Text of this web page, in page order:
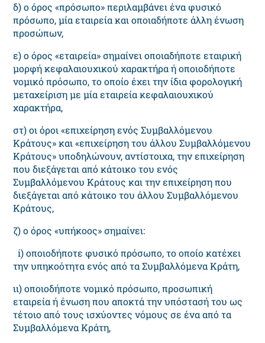
δ) ο όρος «πρόσωπο» περιλαμβάνει ένα φυσικό
πρόσωπο, μία εταιρεία και οποιαδήποτε άλλη ένωση
προσώπων,
ε) ο όρος «εταιρεία» σημαίνει οποιαδήποτε εταιρική
μορφή κεφαλαιουχικού χαρακτήρα ή οποιοδήποτε
νομικό πρόσωπο, το οποίο έχει την ίδια φορολογική
μεταχείριση με μία εταιρεία κεφαλαιουχικού
χαρακτήρα,
στ) οι όροι «επιχείρηση ενός Συμβαλλόμενου
Κράτους» και «επιχείρηση του άλλου Συμβαλλόμενου
Κράτους» υποδηλώνουν, αντίστοιχα, την επιχείρηση
που διεξάγεται από κάτοικο του ενός
Συμβαλλόμενου Κράτους και την επιχείρηση που
διεξάγεται από κάτοικο του άλλου Συμβαλλόμενου
Κράτους,
ζ) ο όρος «υπήκοος» σημαίνει:
i) οποιοδήποτε φυσικό πρόσωπο, το οποίο κατέχει
την υπηκοότητα ενός από τα Συμβαλλόμενα Κράτη,
ιι) οποιοδήποτε νομικό πρόσωπο, προσωπική
εταιρεία ή ένωση που αποκτά την υπόστασή του ως
τέτοιο από τους ισχύοντες νόμους σε ένα από τα
Συμβαλλόμενα Κράτη,